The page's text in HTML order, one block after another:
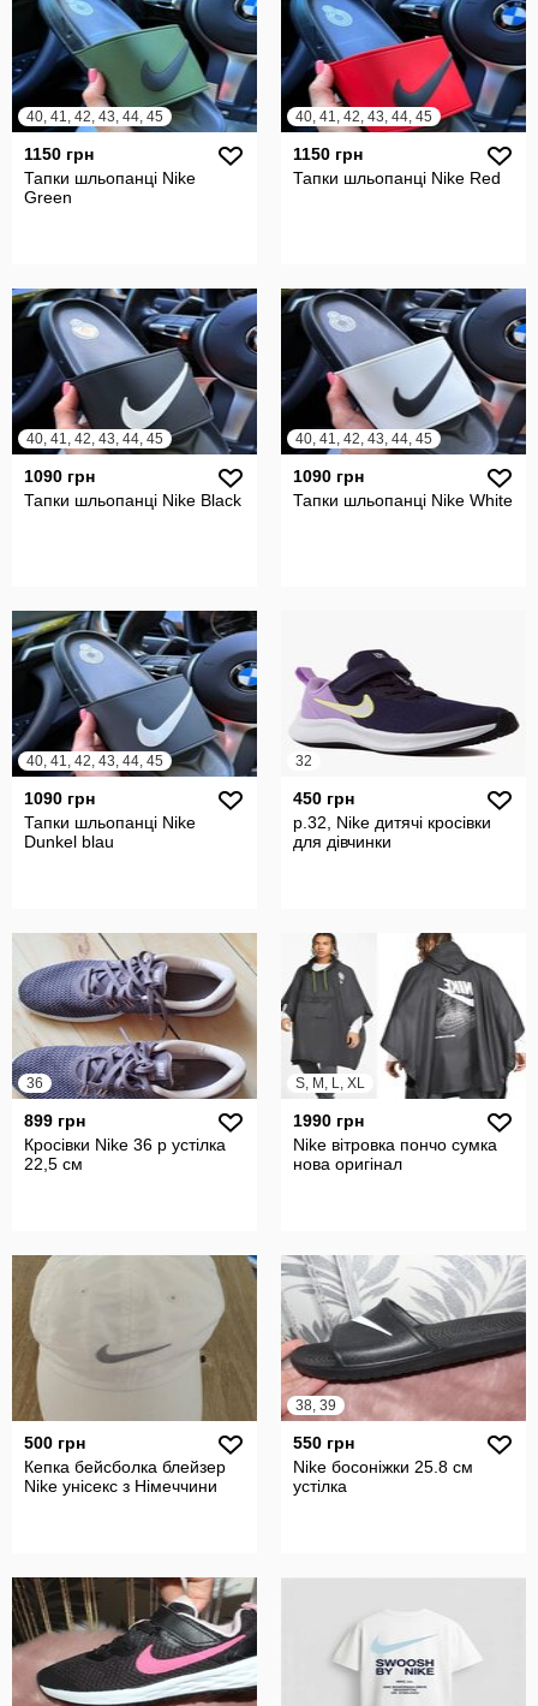
40, 41, 42, 43, 44, 45
1150 грн
Тапки шльопанці Nike
Green
40, 41, 42, 43, 44, 45
1150 грн
Тапки шльопанці Nike Red
40, 41, 42, 43, 44, 45
1090 грн
Тапки шльопанці Nike Black
40, 41, 42, 43, 44, 45
1090 грн
Тапки шльопанці Nike White
40, 41, 42, 43, 44, 45
1090 грн
Тапки шльопанці Nike
Dunkel blau
32
450 грн
р.32, Nike дитячі кросівки
для дівчинки
36
899 грн
Кросівки Nike 36 р устілка
22,5 см
S, M, L, XL
1990 грн
Nike вітровка пончо сумка
нова оригінал
500 грн
Кепка бейсболка блейзер
Nike унісекс з Німеччини
38, 39
550 грн
Nike босоніжки 25.8 см
устілка